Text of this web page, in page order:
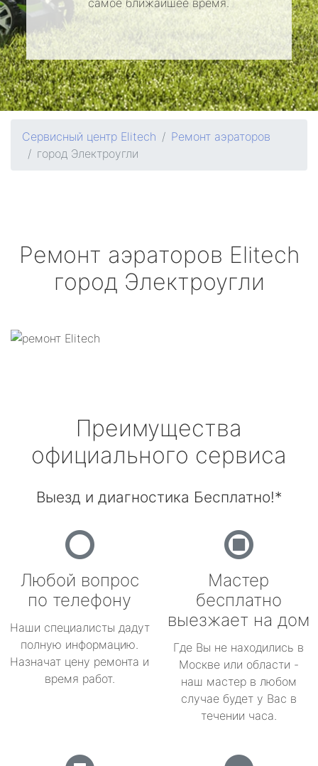
самое ближайшее время.
Сервисный центр Elitech
Ремонт аэраторов
город Электроугли
Ремонт аэраторов Elitech
город Электроугли
Преимущества
официального сервиса
Выезд и диагностика Бесплатно!*
Любой вопрос
по телефону
Наши специалисты дадут
полную информацию.
Назначат цену ремонта и
время работ.
Мастер
бесплатно
выезжает на дом
Где Вы не находились в
Москве или области -
наш мастер в любом
случае будет у Вас в
течении часа.